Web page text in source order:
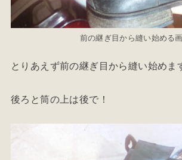
前の継ぎ目から縫い始める
とりあえず前の継ぎ目から縫い始めま
後ろと筒の上は後で！